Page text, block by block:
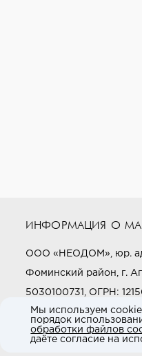
ИНФОРМАЦИЯ О
ООО «НЕОДОМ», юр.
Фоминский район, г.
5030100731, ОГРН:
Звоните нам:+7 (800)
E-mail:
Мы используем
порядок
обработки файлов
даёте согласие на